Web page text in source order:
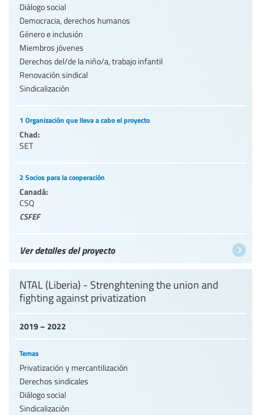
Diálogo social
Democracia, derechos humanos
Género e inclusión
Miembros jóvenes
Derechos del/de la niño/a, trabajo infantil
Renovación sindical
Sindicalización
1 Organización que lleva a cabo el proyecto
Chad:
SET
2 Socios para la cooperación
Canadá:
CSQ
CSFEF
Ver detalles del proyecto
2019 – 2022
NTAL (Liberia) - Strenghtening the union and
fighting against privatization
Temas
Privatización y mercantilización
Derechos sindicales
Diálogo social
Sindicalización